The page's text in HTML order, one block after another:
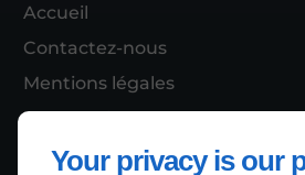
Your privacy is our
Accueil
Contactez-nous
Mentions légales
Plan du site